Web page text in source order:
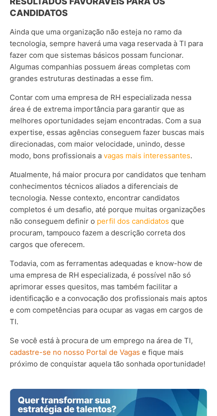
CANDIDATOS
Ainda que uma organização não esteja no ramo da
tecnologia, sempre haverá uma vaga reservada à TI para
fazer com que sistemas básicos possam funcionar.
Algumas companhias possuem áreas completas com
grandes estruturas destinadas a esse fim.
Contar com uma empresa de RH especializada nessa
área é de extrema importância para garantir que as
melhores oportunidades sejam encontradas. Com a sua
expertise, essas agências conseguem fazer buscas mais
direcionadas, com maior velocidade, unindo, desse
modo, bons profissionais a vagas mais interessantes.
Atualmente, há maior procura por candidatos que tenham
conhecimentos técnicos aliados a diferenciais de
tecnologia. Nesse contexto, encontrar candidatos
completos é um desafio, até porque muitas organizações
não conseguem definir o perfil dos candidatos que
procuram, tampouco fazem a descrição correta dos
cargos que oferecem.
Todavia, com as ferramentas adequadas e know-how de
uma empresa de RH especializada, é possível não só
aprimorar esses quesitos, mas também facilitar a
identificação e a convocação dos profissionais mais aptos
e com competências para ocupar as vagas em cargos de
TI.
Se você está à procura de um emprego na área de TI,
cadastre-se no nosso Portal de Vagas e fique mais
próximo de conquistar aquela tão sonhada oportunidade!